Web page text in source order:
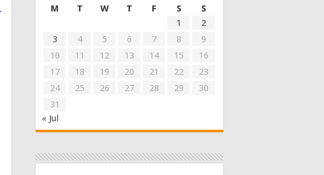
M
T W T F S
S
1
2
3
4 5 6 7 8
9
10
11 12 13 14 15
16
17
18 19 20 21 22
23
24
25 26 27 28 29
30
31
« Jul